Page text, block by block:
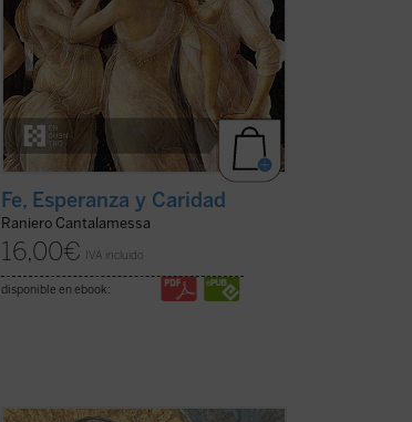
Fe, Esperanza y Caridad
Raniero Cantalamessa
16,00€ IVA incluido
disponible en ebook: